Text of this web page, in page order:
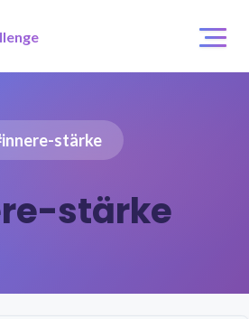
stärke
stärke